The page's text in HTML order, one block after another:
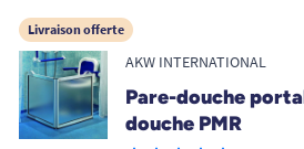
Livraison offerte
AKW INTERNATIONAL
Pare-douche
douche PMR